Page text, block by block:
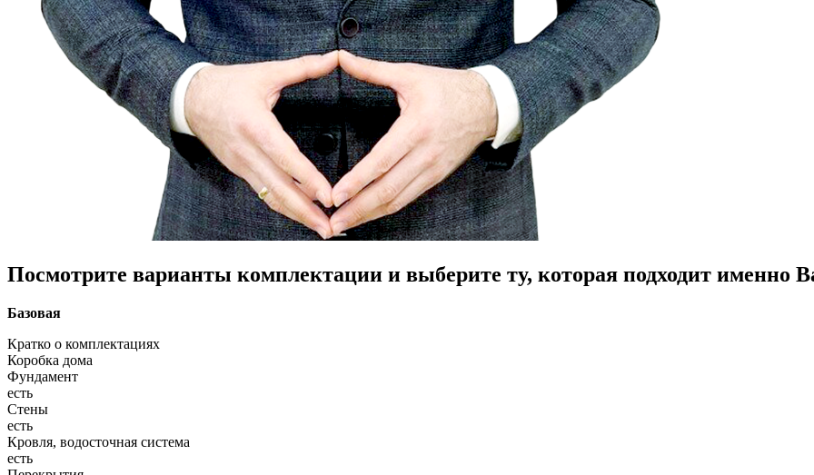
Посмотрите варианты комплектации и выберите ту, которая подходит именно
Базовая
Кратко о комплектациях
Коробка дома
Фундамент
есть
Стены
есть
Кровля, водосточная система
есть